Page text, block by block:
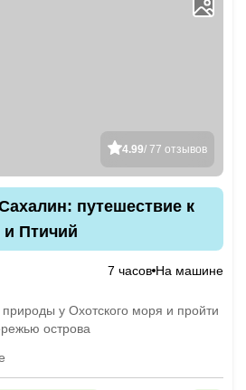
4.99/ 77 отзывов
путешествие к
Птичий
7 часов На машине
у Охотского моря и пройти
острова